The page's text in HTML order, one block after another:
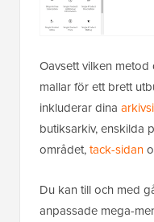
Oavsett vilken
mallar för ett brett
inkluderar dina
butiksarkiv, enskilda
området,tack-sidan
Du kan till och med
anpassade mega-